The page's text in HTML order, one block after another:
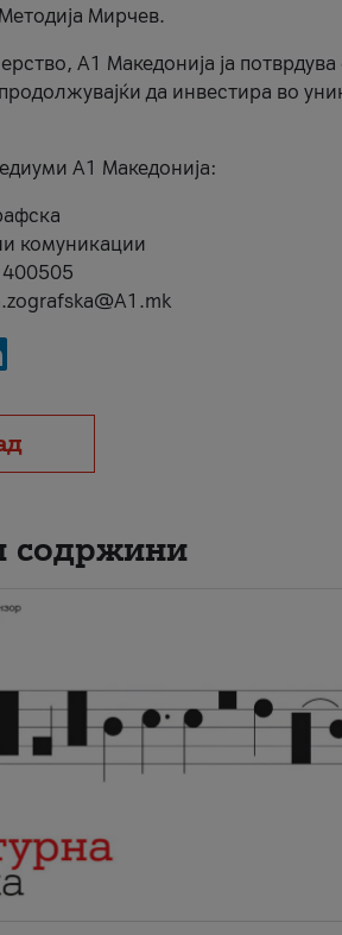
Мирчев.
A1 Македонија ја
да инвестира во
А1 Македонија:
комуникации
содржини